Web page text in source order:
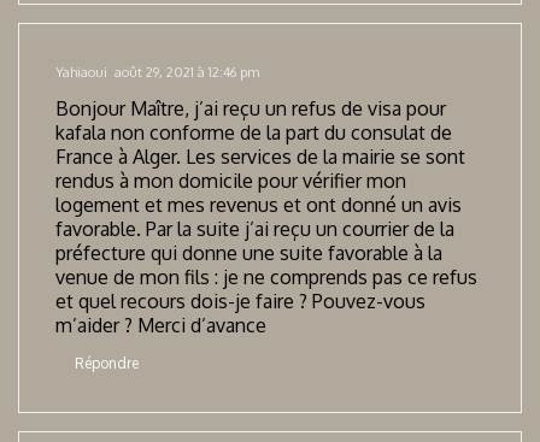
Yahiaoui août 29, 2021 à 12:46 pm
Bonjour Maître, j’ai reçu un refus de visa pour
kafala non conforme de la part du consulat de
France à Alger. Les services de la mairie se sont
rendus à mon domicile pour vérifier mon
logement et mes revenus et ont donné un avis
favorable. Par la suite j’ai reçu un courrier de la
préfecture qui donne une suite favorable à la
venue de mon fils : je ne comprends pas ce refus
et quel recours dois-je faire ? Pouvez-vous
m’aider ? Merci d’avance
Répondre